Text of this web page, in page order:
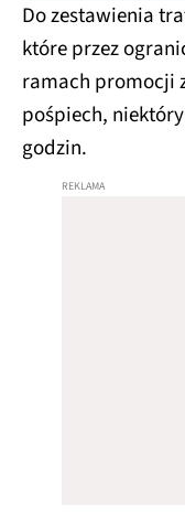
Do zestawienia
które przez
ramach promocji
pośpiech,
godzin.